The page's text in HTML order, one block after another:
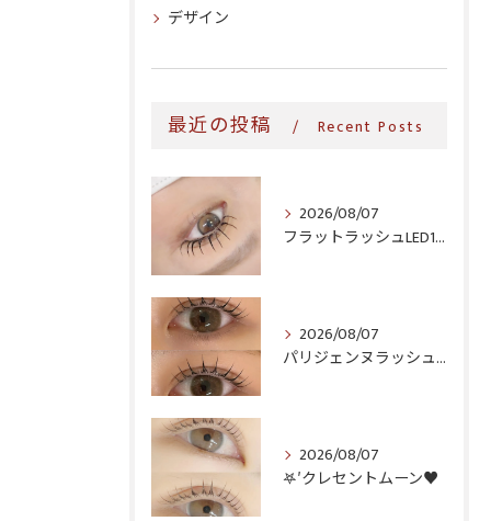
デザイン
最近の投稿 Recent Posts
2026/08/07
フラットラッシュLED100本＆ヘルシー‎🤍
2026/08/07
パリジェンヌラッシュリフト♪
2026/08/07
𖤐′クレセントムーン♥️